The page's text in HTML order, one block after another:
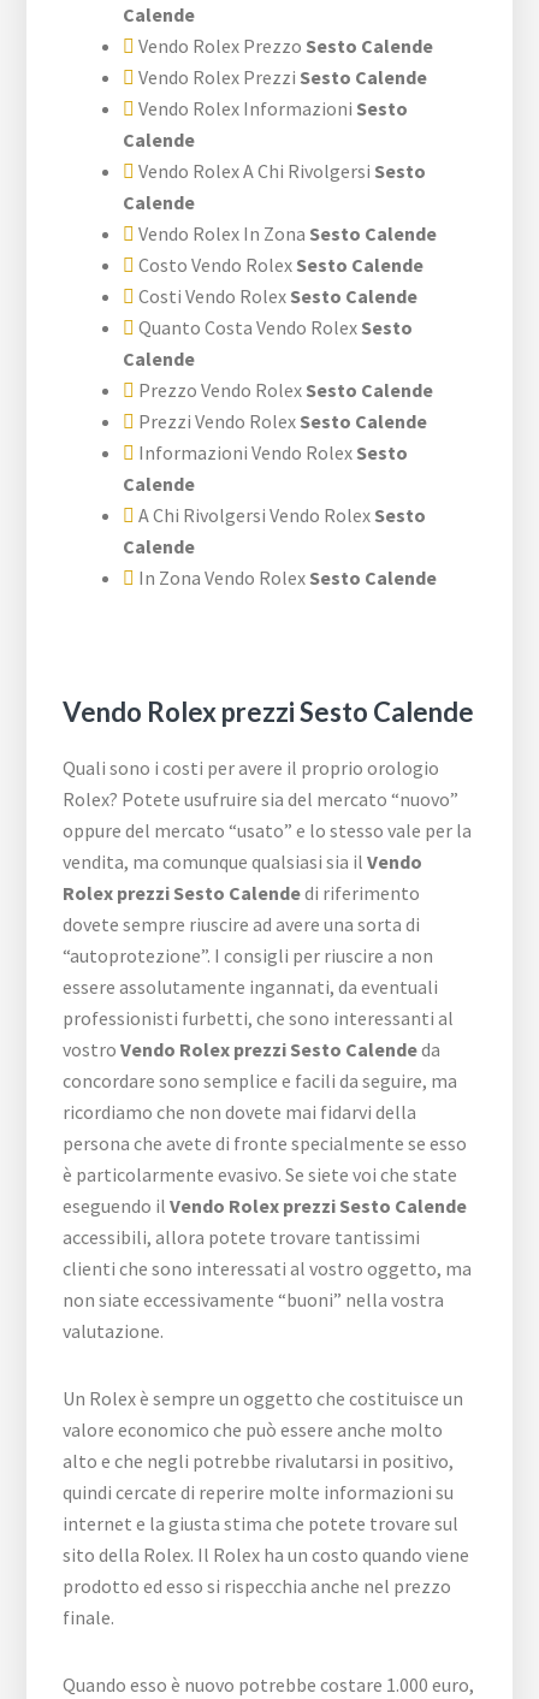
Calende
Vendo Rolex Prezzo Sesto Calende
Vendo Rolex Prezzi Sesto Calende
Vendo Rolex Informazioni Sesto
Calende
Vendo Rolex A Chi Rivolgersi Sesto
Calende
Vendo Rolex In Zona Sesto Calende
Costo Vendo Rolex Sesto Calende
Costi Vendo Rolex Sesto Calende
Quanto Costa Vendo Rolex Sesto
Calende
Prezzo Vendo Rolex Sesto Calende
Prezzi Vendo Rolex Sesto Calende
Informazioni Vendo Rolex Sesto
Calende
A Chi Rivolgersi Vendo Rolex Sesto
Calende
In Zona Vendo Rolex Sesto Calende
Vendo Rolex prezzi Sesto Calende
Quali sono i costi per avere il proprio orologio
Rolex? Potete usufruire sia del mercato “nuovo”
oppure del mercato “usato” e lo stesso vale per la
vendita, ma comunque qualsiasi sia ilVendo
Rolex prezzi Sesto Calendedi riferimento
dovete sempre riuscire ad avere una sorta di
“autoprotezione”. I consigli per riuscire a non
essere assolutamente ingannati, da eventuali
professionisti furbetti, che sono interessanti al
vostroVendo Rolex prezzi Sesto Calendeda
concordare sono semplice e facili da seguire, ma
ricordiamo che non dovete mai fidarvi della
persona che avete di fronte specialmente se esso
è particolarmente evasivo. Se siete voi che state
eseguendo ilVendo Rolex prezzi Sesto Calende
accessibili, allora potete trovare tantissimi
clienti che sono interessati al vostro oggetto, ma
non siate eccessivamente “buoni” nella vostra
valutazione.
Un Rolex è sempre un oggetto che costituisce un
valore economico che può essere anche molto
alto e che negli potrebbe rivalutarsi in positivo,
quindi cercate di reperire molte informazioni su
internet e la giusta stima che potete trovare sul
sito della Rolex. Il Rolex ha un costo quando viene
prodotto ed esso si rispecchia anche nel prezzo
finale.
Quando esso è nuovo potrebbe costare 1.000 euro,